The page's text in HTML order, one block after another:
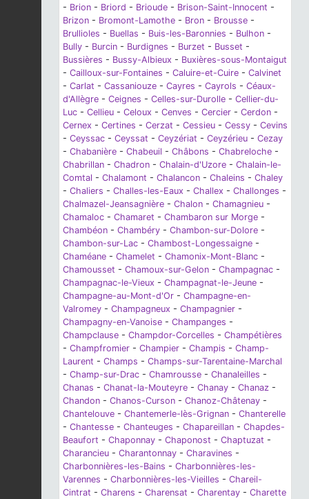
- Brion - Briord - Brioude - Brison-Saint-Innocent -
Brizon - Bromont-Lamothe - Bron - Brousse -
Brullioles - Buellas - Buis-les-Baronnies - Bulhon -
Bully - Burcin - Burdignes - Burzet - Busset -
Bussières - Bussy-Albieux - Buxières-sous-Montaigut
- Cailloux-sur-Fontaines - Caluire-et-Cuire - Calvinet
- Carlat - Cassaniouze - Cayres - Cayrols - Céaux-
d'Allègre - Ceignes - Celles-sur-Durolle - Cellier-du-
Luc - Cellieu - Celoux - Cenves - Cercier - Cerdon -
Cernex - Certines - Cerzat - Cessieu - Cessy - Cevins
- Ceyssac - Ceyssat - Ceyzériat - Ceyzérieu - Cezay
- Chabanière - Chabeuil - Châbons - Chabreloche -
Chabrillan - Chadron - Chalain-d'Uzore - Chalain-le-
Comtal - Chalamont - Chalancon - Chaleins - Chaley
- Chaliers - Challes-les-Eaux - Challex - Challonges -
Chalmazel-Jeansagnière - Chalon - Chamagnieu -
Chamaloc - Chamaret - Chambaron sur Morge -
Chambéon - Chambéry - Chambon-sur-Dolore -
Chambon-sur-Lac - Chambost-Longessaigne -
Chaméane - Chamelet - Chamonix-Mont-Blanc -
Chamousset - Chamoux-sur-Gelon - Champagnac -
Champagnac-le-Vieux - Champagnat-le-Jeune -
Champagne-au-Mont-d'Or - Champagne-en-
Valromey - Champagneux - Champagnier -
Champagny-en-Vanoise - Champanges -
Champclause - Champdor-Corcelles - Champétières
- Champfromier - Champier - Champis - Champ-
Laurent - Champs - Champs-sur-Tarentaine-Marchal
- Champ-sur-Drac - Chamrousse - Chanaleilles -
Chanas - Chanat-la-Mouteyre - Chanay - Chanaz -
Chandon - Chanos-Curson - Chanoz-Châtenay -
Chantelouve - Chantemerle-lès-Grignan - Chanterelle
- Chantesse - Chanteuges - Chapareillan - Chapdes-
Beaufort - Chaponnay - Chaponost - Chaptuzat -
Charancieu - Charantonnay - Charavines -
Charbonnières-les-Bains - Charbonnières-les-
Varennes - Charbonnières-les-Vieilles - Chareil-
Cintrat - Charens - Charensat - Charentay - Charette